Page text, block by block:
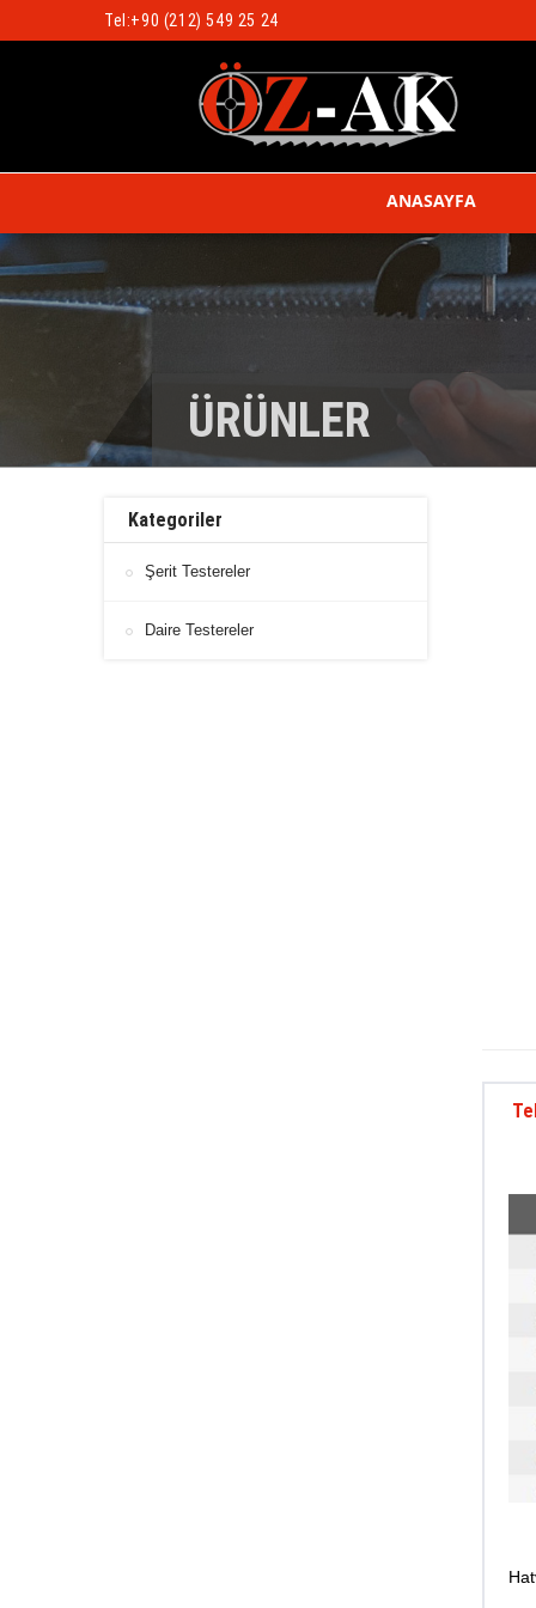
Tel:+90 (212) 549 25 24
ANASAYFA
ÜRÜNLER
Kategoriler
Şerit Testereler
Daire Testereler